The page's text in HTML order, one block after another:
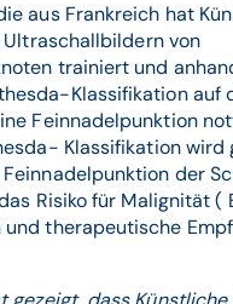
aus Frankreich hat
von
trainiert und
Klassifikation auf
Feinnadelpunktion
Klassifikation wird
der
Risiko für Malignität (
und therapeutische